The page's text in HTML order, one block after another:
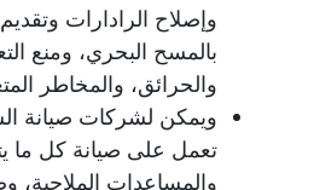
وإصلاح الرادارات
بالمسح البحري، ومنع
والحرائق، والمخاطر
ويمكن لشركات صيانة
تعمل على صيانة كل ما
والمساعدات الملاحية،